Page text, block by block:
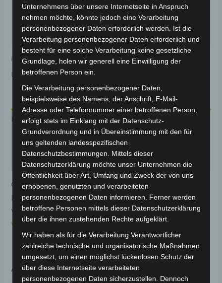
inkl. 19 % MwSt.Kostenloser Versand
Lieferzeit:Versandfertig innerhalb 24 Stunden*
Beschreibung
Produktsicherheit
Rezensionen (0)
Original-Ersatzteil für den 3-Rad Seniorenmobil VM4.
Lenker für optimale Funktionalität und Haltbarkeit.
Weitere Informationen zum Fahrzeug findest du hier:
Volta Motor 3-Rad Seniorenmobil VM4
Ähnliche Produkte
Unternehmens über unsere Internetseite in Anspruch
nehmen möchte, könnte jedoch eine Verarbeitung
personenbezogener Daten erforderlich werden. Ist die
Verarbeitung personenbezogener Daten erforderlich und
besteht für eine solche Verarbeitung keine gesetzliche
Grundlage, holen wir generell eine Einwilligung der
betroffenen Person ein.
Die Verarbeitung personenbezogener Daten,
beispielsweise des Namens, der Anschrift, E-Mail-
Adresse oder Telefonnummer einer betroffenen Person,
erfolgt stets im Einklang mit der Datenschutz-
Grundverordnung und in Übereinstimmung mit den für
uns geltenden landesspezifischen
Datenschutzbestimmungen. Mittels dieser
Datenschutzerklärung möchte unser Unternehmen die
Öffentlichkeit über Art, Umfang und Zweck der von uns
erhobenen, genutzten und verarbeiteten
personenbezogenen Daten informieren. Ferner werden
betroffene Personen mittels dieser Datenschutzerklärung
über die ihnen zustehenden Rechte aufgeklärt.
Wir haben als für die Verarbeitung Verantwortlicher
zahlreiche technische und organisatorische Maßnahmen
umgesetzt, um einen möglichst lückenlosen Schutz der
über diese Internetseite verarbeiteten
personenbezogenen Daten sicherzustellen. Dennoch